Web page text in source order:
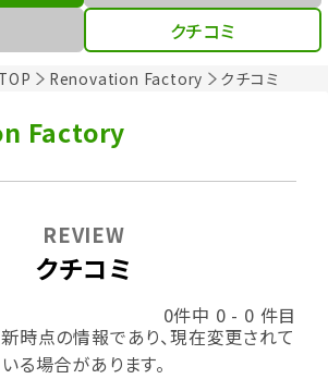
Renovation Factory クチコミ
クチコミ
Factory
クチコミ
REVIEW
0件中 0 - 0 件目
時点の情報であり、現在変更されて
いる場合があります。